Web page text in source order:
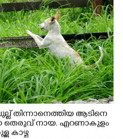
തിന്നാനെത്തിയ ആടിനെ
തെരുവ് നായ. എറണാകുളം
കാഴ്ച